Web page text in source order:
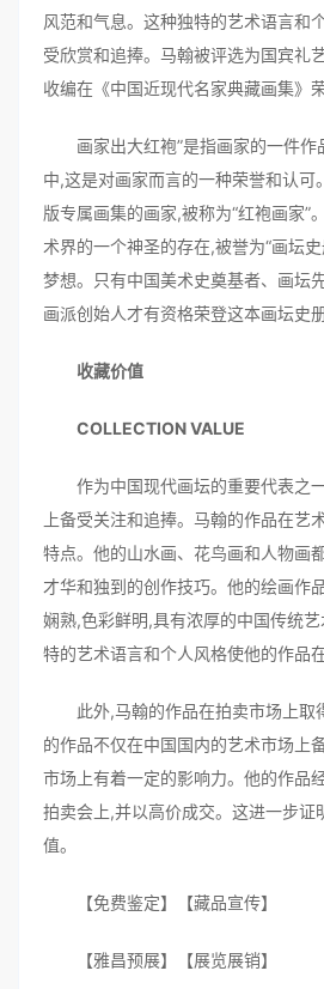
风范和气息。这种独特的艺术语言和
受欣赏和追捧。马翰被评选为国宾礼
收编在《中国近现代名家典藏画集》
画家出大红袍”是指画家的一件
中,这是对画家而言的一种荣誉和认可
版专属画集的画家,被称为“红袍画家”
术界的一个神圣的存在,被誉为“画坛
梦想。只有中国美术史奠基者、画坛
画派创始人才有资格荣登这本画坛史册
收藏价值
COLLECTION VALUE
作为中国现代画坛的重要代表之
上备受关注和追捧。马翰的作品在艺
特点。他的山水画、花鸟画和人物画
才华和独到的创作技巧。他的绘画作
娴熟,色彩鲜明,具有浓厚的中国传统
特的艺术语言和个人风格使他的作品
此外,马翰的作品在拍卖市场上取
的作品不仅在中国国内的艺术市场上
市场上有着一定的影响力。他的作品
拍卖会上,并以高价成交。这进一步证
值。
【免费鉴定】【藏品宣传】
【雅昌预展】【展览展销】